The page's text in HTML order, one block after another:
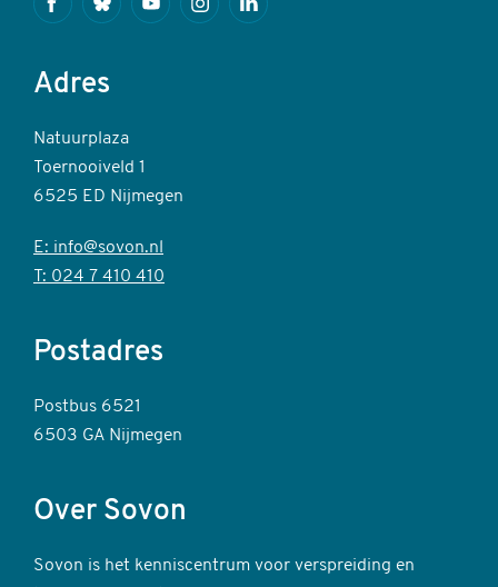
FacebookBlueskyYoutubeInstagramLinkedin
Adres
Natuurplaza
Toernooiveld 1
6525 ED Nijmegen
E: info@sovon.nl
T: 024 7 410 410
Postadres
Postbus 6521
6503 GA Nijmegen
Over Sovon
Sovon is het kenniscentrum voor verspreiding en